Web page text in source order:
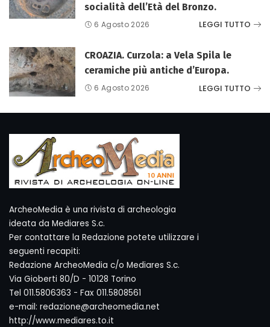
socialità dell’Età del Bronzo.
6 Agosto 2026 LEGGI TUTTO
CROAZIA. Curzola: a Vela Spila le
ceramiche più antiche d’Europa.
6 Agosto 2026 LEGGI TUTTO
ArcheoMedia è una rivista di archeologia
ideata da Mediares S.c.
Per contattare la Redazione potete utilizzare i
seguenti recapiti:
Redazione ArcheoMedia c/o Mediares S.c.
Via Gioberti 80/D - 10128 Torino
Tel 011.5806363 - Fax 011.5808561
e-mail: redazione@archeomedia.net
http://www.mediares.to.it